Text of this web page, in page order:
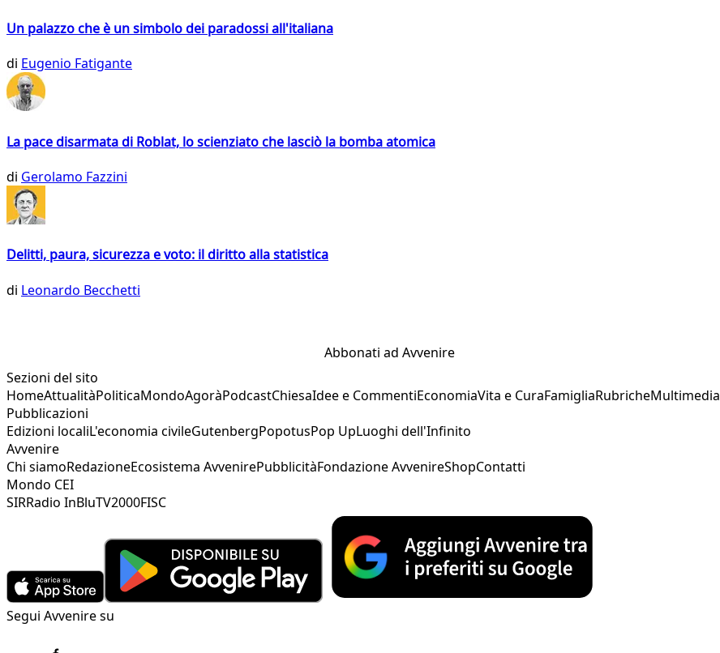
Un palazzo che è un simbolo dei paradossi all'italiana
di Eugenio Fatigante
La pace disarmata di Roblat, lo scienziato che lasciò la bomba atomica
di Gerolamo Fazzini
Delitti, paura, sicurezza e voto: il diritto alla statistica
di Leonardo Becchetti
Abbonati ad Avvenire
Sezioni del sito
HomeAttualitàPoliticaMondoAgoràPodcastChiesaIdee e CommentiEconomiaVita e CuraFamigliaRubricheMultimedia
Pubblicazioni
Edizioni localiL'economia civileGutenbergPopotusPop UpLuoghi dell'Infinito
Avvenire
Chi siamoRedazioneEcosistema AvvenirePubblicitàFondazione AvvenireShopContatti
Mondo CEI
SIRRadio InBluTV2000FISC
Segui Avvenire su